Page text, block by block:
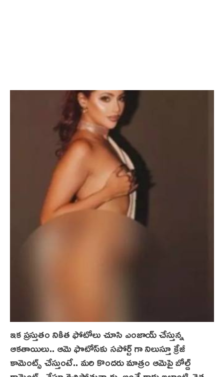
ఇక ప్రస్తుతం నికిత ఫోటోలు చూసి ఎంజాయ్ చేస్తున్న
ఆకతాయిలు.. ఆమె ఫొటోస్‌కు సపోర్ట్ గా నిలుస్తూ క్రేజీ
కామెంట్స్ చేస్తుంటే.. మరి కొందరు మాత్రం ఆమెపై బోల్డ్